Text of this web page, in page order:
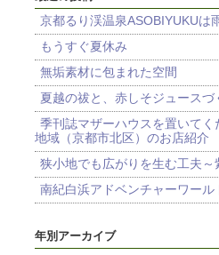
京都るり渓温泉ASOBIYUKUは
もうすぐ夏休み
無垢素材に包まれた空間
夏越の祓と、赤しそジュースづ
季刊誌マザーハウスを置いて
地域（京都市北区）のお店紹介
狭小地でも広がりを生む工夫～
南紀白浜アドベンチャーワール
年別アーカイブ